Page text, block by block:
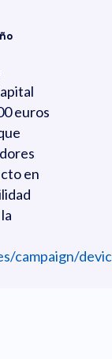
euros
en
campaign/